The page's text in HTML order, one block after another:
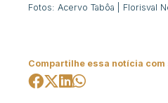
Fotos: Acervo Tabôa | Florisval
Compartilhe essa notícia com